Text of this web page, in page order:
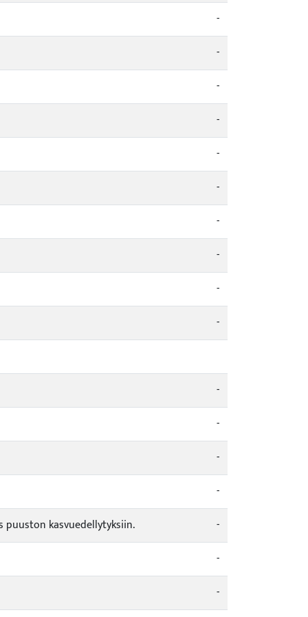
-
-
-
-
-
-
-
-
-
-
-
-
-
-
kasvuedellytyksiin.
-
-
-